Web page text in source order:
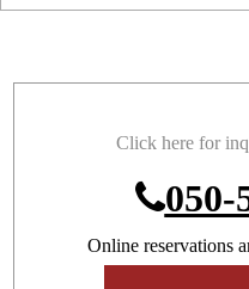
Click here for
050-
Online reservations